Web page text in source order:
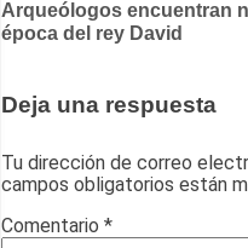
de
Arqueólogos encuentran
época del rey David
Deja una respuesta
Tu dirección de correo
campos obligatorios están
Comentario *